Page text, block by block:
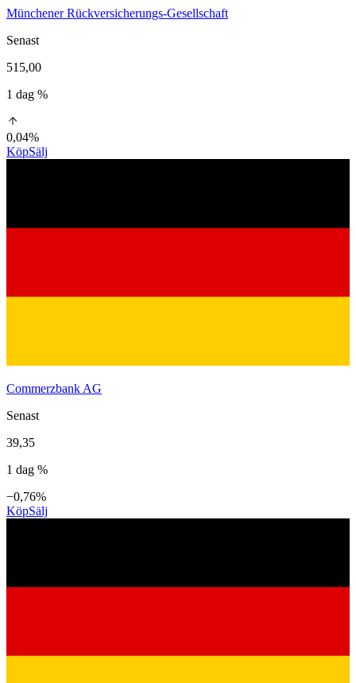
Münchener Rückversicherungs-Gesellschaft
Senast
515,00
1 dag %
0,04%
KöpSälj
Commerzbank AG
Senast
39,35
1 dag %
−0,76%
KöpSälj